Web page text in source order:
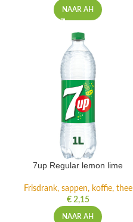
NAAR AH
7up Regular lemon lime
Frisdrank, sappen, koffie, thee
€2,15
NAAR AH